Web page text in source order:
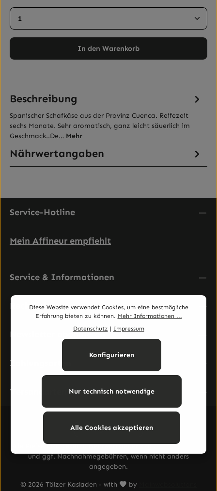
Produkt Anzahl: Gib den gewünschten Wert ein
In den Warenkorb
Beschreibung
Spanischer Schafkäse aus der Provinz Cuenca. Reifezeit
sechs Monate. Sehr aromatisch, ganz leicht säuerlich im
Geschmack..De… Mehr
Nährwertangaben
Service-Hotline
Mein Affineur empfiehlt
Service & Informationen
Rechtliches
Newsletter abonnieren
Zahlungsarten
Versandarten
Vertrag widerrufen
© 2026 Tölzer Kasladen - with by
Alle Preise inkl. gesetzl. Mehrwertsteuer zzgl.Versandkosten
und ggf. Nachnahmegebühren, wenn nicht anders
angegeben.
Diese Website verwendet Cookies, um eine bestmögliche
Erfahrung bieten zu können. Mehr Informationen ...
Datenschutz | Impressum
Nur technisch notwendige
Konfigurieren
Alle Cookies akzeptieren